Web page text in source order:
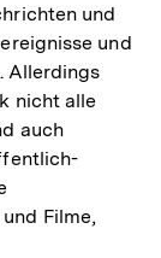
und
und
Allerdings
nicht alle
auch
Filme,